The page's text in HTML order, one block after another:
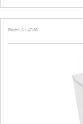
Bestell-Nr. 47166